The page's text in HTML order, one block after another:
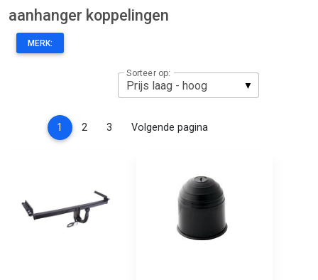
aanhanger koppelingen
MERK:
Sorteer op:
1 (current)
2 3 Volgende pagina